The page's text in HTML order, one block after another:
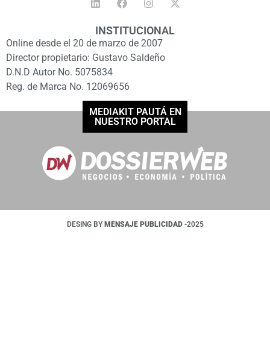
INSTITUCIONAL
Online desde el 20 de marzo de 2007
Director propietario: Gustavo Saldeño
D.N.D Autor No. 5075834
Reg. de Marca No. 12069656
MEDIAKIT PAUTÁ EN
NUESTRO PORTAL
DESING BY MENSAJE PUBLICIDAD -2025